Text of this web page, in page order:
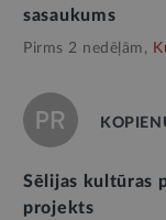
sasaukums
Pirms 2 nedēļām,
Sēlijas kultūras
projekts